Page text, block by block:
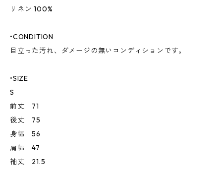
リネン 100%
•CONDITION
目立った汚れ、ダメージの無いコンディションです。
•SIZE
S
前丈 71
後丈 75
身幅 56
肩幅 47
袖丈 21.5